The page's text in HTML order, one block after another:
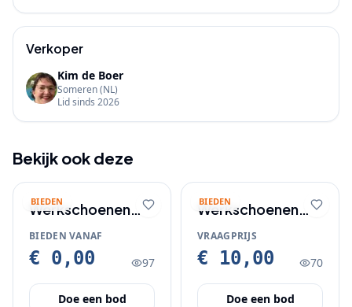
Verkoper
Kim de Boer
Someren(NL)
Lid sinds 2026
Bekijk ook deze
BIEDEN
Werkschoenen
RedBrick maat 43
BIEDEN VANAF
€ 0,00 97
Doe een bod
BIEDEN
Werkschoenen
nooit gebruikt
maar 45
VRAAGPRIJS
€ 10,00 70
Doe een bod